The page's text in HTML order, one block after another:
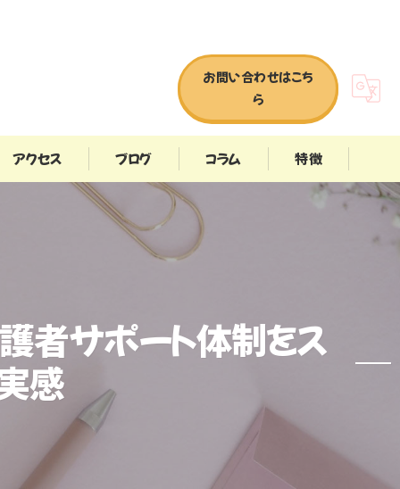
お問い合わせはこち
ら
アクセス ブログ コラム 特徴
特殊教育
ビジネス英語
者サポート体制をス
感